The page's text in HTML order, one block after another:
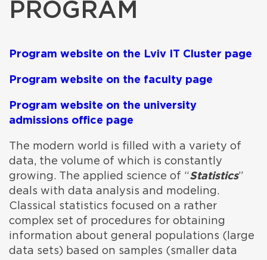
PROGRAM
Program website on the Lviv IT Cluster page
Program website on the faculty page
Program website on the university
admissions office page
The modern world is filled with a variety of
data, the volume of which is constantly
growing. The applied science of “Statistics”
deals with data analysis and modeling.
Classical statistics focused on a rather
complex set of procedures for obtaining
information about general populations (large
data sets) based on samples (smaller data